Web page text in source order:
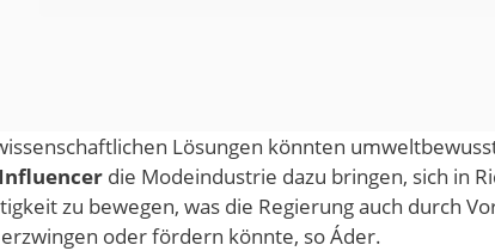
Lösungen könnten
die Modeindustrie dazu bringen, sich in
zu bewegen, was die Regierung auch durch
oder fördern könnte, so Áder.